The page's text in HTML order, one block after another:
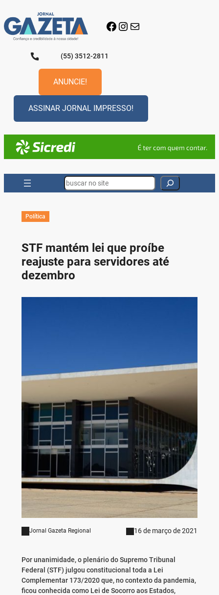
para
o
conteúdo
Facebook
Instagram
E-mail
(55) 3512-2811
ANUNCIE!
ASSINAR JORNAL IMPRESSO!
Search
Política
STF mantém lei que proíbe
reajuste para servidores até
dezembro
Jornal Gazeta Regional 16 de março de 2021
Por unanimidade, o plenário do Supremo Tribunal
Federal (STF) julgou constitucional toda a Lei
Complementar 173/2020 que, no contexto da pandemia,
ficou conhecida como Lei de Socorro aos Estados,